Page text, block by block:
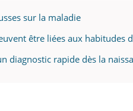
sur la maladie
être liées aux habitudes
diagnostic rapide dès la